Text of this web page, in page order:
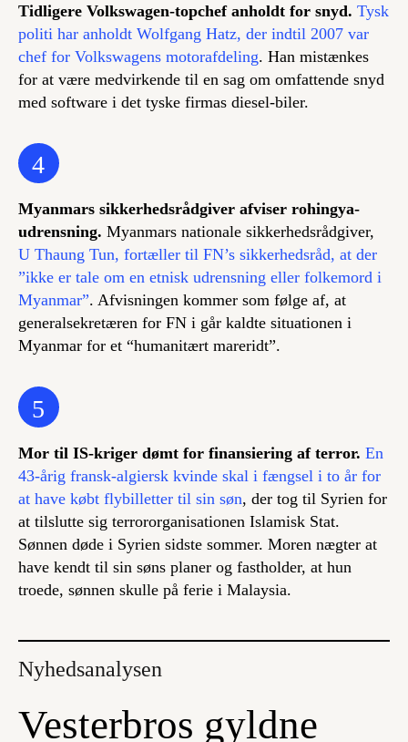
Tidligere Volkswagen-topchef anholdt for snyd. Tysk
politi har anholdt Wolfgang Hatz, der indtil 2007 var
chef for Volkswagens motorafdeling. Han mistænkes
for at være medvirkende til en sag om omfattende snyd
med software i det tyske firmas diesel-biler.
4
Myanmars sikkerhedsrådgiver afviser rohingya-
udrensning. Myanmars nationale sikkerhedsrådgiver,
U Thaung Tun, fortæller til FN’s sikkerhedsråd, at der
”ikke er tale om en etnisk udrensning eller folkemord i
Myanmar”. Afvisningen kommer som følge af, at
generalsekretæren for FN i går kaldte situationen i
Myanmar for et “humanitært mareridt”.
5
Mor til IS-kriger dømt for finansiering af terror. En
43-årig fransk-algiersk kvinde skal i fængsel i to år for
at have købt flybilletter til sin søn, der tog til Syrien for
at tilslutte sig terrororganisationen Islamisk Stat.
Sønnen døde i Syrien sidste sommer. Moren nægter at
have kendt til sin søns planer og fastholder, at hun
troede, sønnen skulle på ferie i Malaysia.
Nyhedsanalysen
Vesterbros gyldne